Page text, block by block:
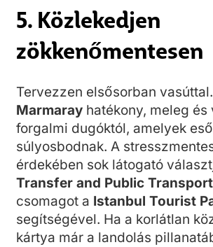
5. Közlekedjen
zökkenőmentesen
Tervezzen elsősorban
Marmaray hatékony, meleg és
forgalmi dugóktól, amelyek
súlyosbodnak. A
érdekében sok látogató
Transfer and Public
csomagot a Istanbul Tourist
segítségével. Ha a korlátlan
kártya már a landolás